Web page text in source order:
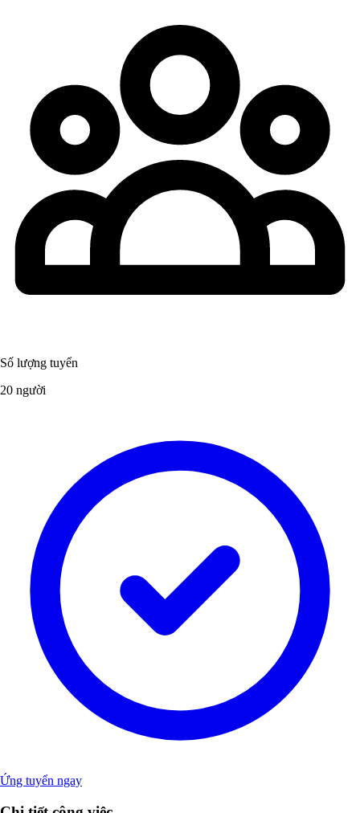
Số lượng tuyển
20 người
Ứng tuyển ngay